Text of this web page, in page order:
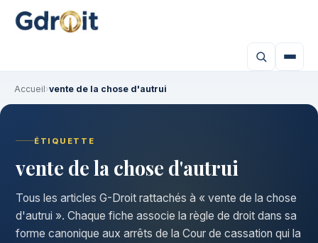
Accueil›vente de la chose d'autrui
ÉTIQUETTE
vente de la chose d'autrui
Tous les articles G-Droit rattachés à « vente de la chose
d'autrui ». Chaque fiche associe la règle de droit dans sa
forme canonique aux arrêts de la Cour de cassation qui la